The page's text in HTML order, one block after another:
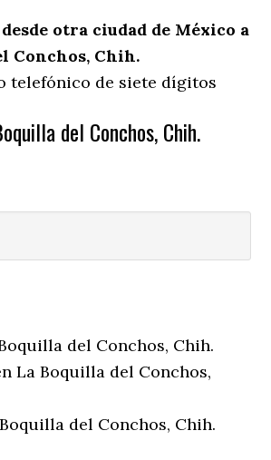
otra ciudad de México a
Conchos, Chih.
telefónico de siete dígitos
del Conchos, Chih.
del Conchos, Chih.
La Boquilla del Conchos,
del Conchos, Chih.